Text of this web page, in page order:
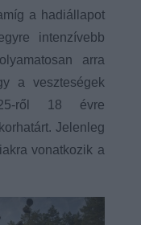
a hadiállapot
intenzívebb
arra
a veszteségek
25-ről 18 évre
Jelenleg
vonatkozik a